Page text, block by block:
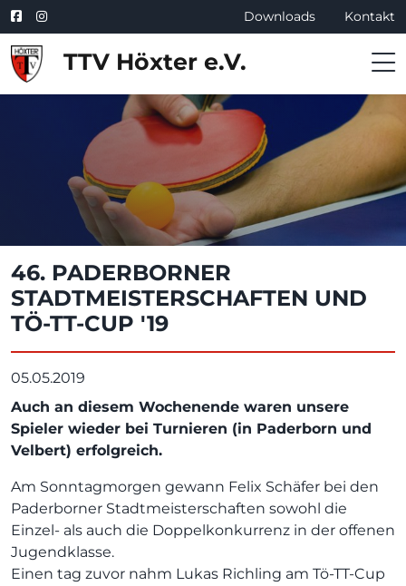
Downloads Kontakt
TTV Höxter e.V.
46. PADERBORNER
STADTMEISTERSCHAFTEN UND
TÖ-TT-CUP '19
05.05.2019
Auch an diesem Wochenende waren unsere
Spieler wieder bei Turnieren (in Paderborn und
Velbert) erfolgreich.
Am Sonntagmorgen gewann Felix Schäfer bei den
Paderborner Stadtmeisterschaften sowohl die
Einzel- als auch die Doppelkonkurrenz in der offenen
Jugendklasse.
Einen tag zuvor nahm Lukas Richling am Tö-TT-Cup